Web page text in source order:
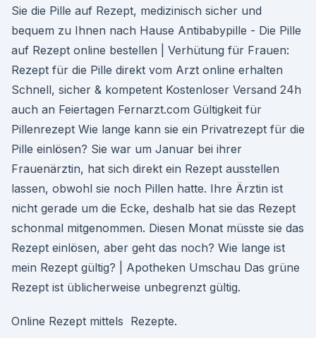
Sie die Pille auf Rezept, medizinisch sicher und
bequem zu Ihnen nach Hause Antibabypille - Die Pille
auf Rezept online bestellen | Verhütung für Frauen:
Rezept für die Pille direkt vom Arzt online erhalten
Schnell, sicher & kompetent Kostenloser Versand 24h
auch an Feiertagen Fernarzt.com Gültigkeit für
Pillenrezept Wie lange kann sie ein Privatrezept für die
Pille einlösen? Sie war um Januar bei ihrer
Frauenärztin, hat sich direkt ein Rezept ausstellen
lassen, obwohl sie noch Pillen hatte. Ihre Ärztin ist
nicht gerade um die Ecke, deshalb hat sie das Rezept
schonmal mitgenommen. Diesen Monat müsste sie das
Rezept einlösen, aber geht das noch? Wie lange ist
mein Rezept gültig? | Apotheken Umschau Das grüne
Rezept ist üblicherweise unbegrenzt gültig.
Online Rezept mittels Rezepte.